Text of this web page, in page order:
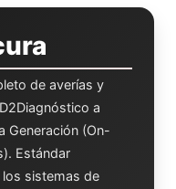
de averías y
Diagnóstico a
Generación (On-
Estándar
los sistemas de